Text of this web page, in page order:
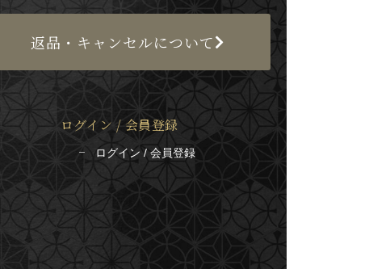
返品・キャンセルについて
ログイン / 会員登録
ログイン / 会員登録